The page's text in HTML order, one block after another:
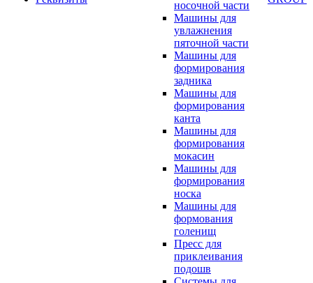
носочной части
Машины для
увлажнения
пяточной части
Машины для
формирования
задника
Машины для
формирования
канта
Машины для
формирования
мокасин
Машины для
формирования
носка
Машины для
формования
голенищ
Пресс для
приклеивания
подошв